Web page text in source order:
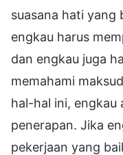
suasana hati
engkau harus
dan engkau juga
memahami
hal-hal ini, engkau
penerapan. Jika
pekerjaan yang